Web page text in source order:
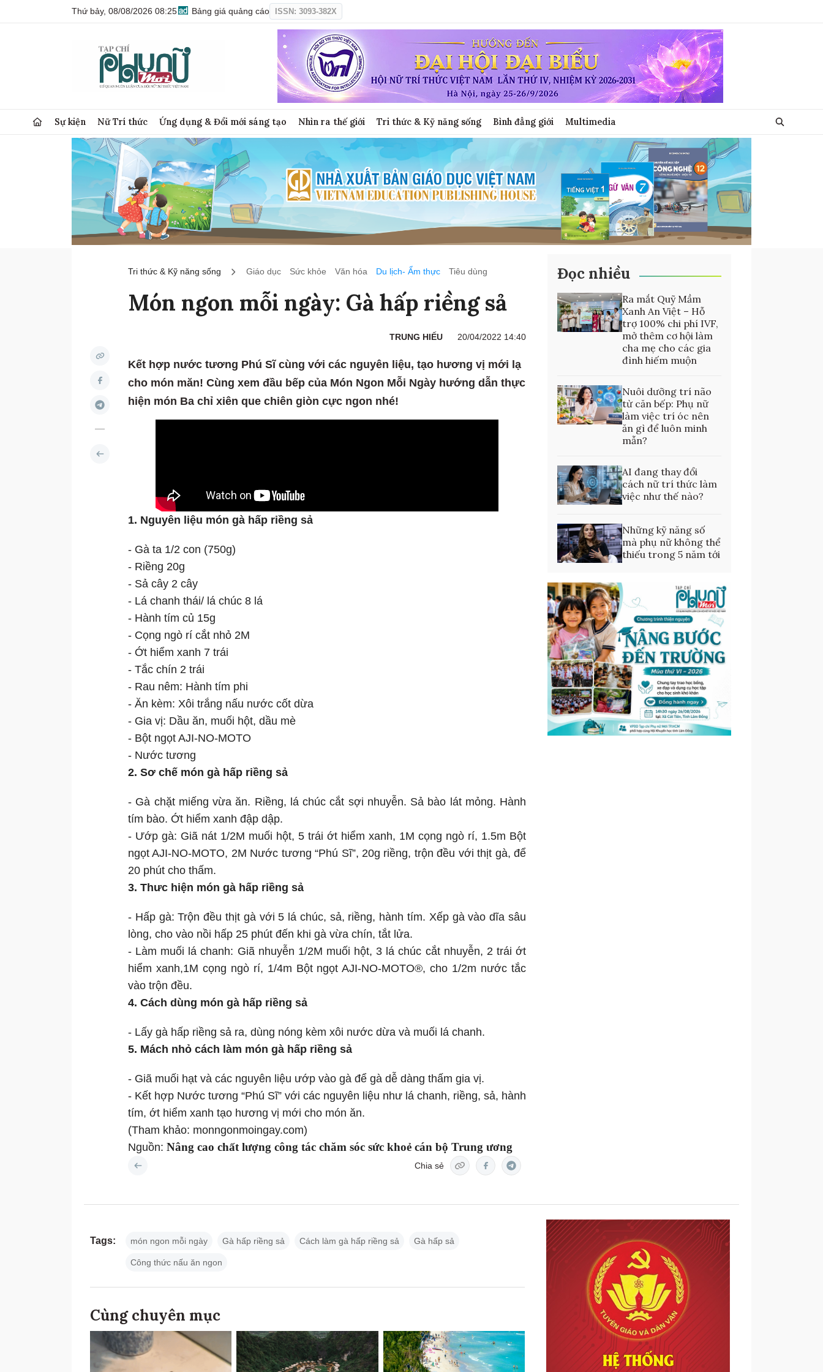
Thứ bảy, 08/08/2026 08:25 Bảng giá quảng cáo ISSN: 3093-382X
Sự kiện Nữ Trí thức Ứng dụng & Đổi mới sáng tạo Nhìn ra thế giới Tri thức & Kỹ năng sống Bình đẳng giới Multimedia
Tri thức & Kỹ năng sống Giáo dục Sức khỏe Văn hóa Du lịch- Ẩm thực Tiêu dùng
Món ngon mỗi ngày: Gà hấp riềng sả
TRUNG HIẾU 20/04/2022 14:40
Kết hợp nước tương Phú Sĩ cùng với các nguyên liệu, tạo hương vị mới lạ
cho món măn! Cùng xem đầu bếp của Món Ngon Mỗi Ngày hướng dẫn thực
hiện món Ba chỉ xiên que chiên giòn cực ngon nhé!
1. Nguyên liệu món gà hấp riềng sả
- Gà ta 1/2 con (750g)
- Riềng 20g
- Sả cây 2 cây
- Lá chanh thái/ lá chúc 8 lá
- Hành tím củ 15g
- Cọng ngò rí cắt nhỏ 2M
- Ớt hiểm xanh 7 trái
- Tắc chín 2 trái
- Rau nêm: Hành tím phi
- Ăn kèm: Xôi trắng nấu nước cốt dừa
- Gia vị: Dầu ăn, muối hột, dầu mè
- Bột ngọt AJI-NO-MOTO
- Nước tương
2. Sơ chế món gà hấp riềng sả
- Gà chặt miếng vừa ăn. Riềng, lá chúc cắt sợi nhuyễn. Sả bào lát mỏng. Hành
tím bào. Ớt hiểm xanh đập dập.
- Ướp gà: Giã nát 1/2M muối hột, 5 trái ớt hiểm xanh, 1M cọng ngò rí, 1.5m Bột
ngọt AJI-NO-MOTO, 2M Nước tương “Phú Sĩ”, 20g riềng, trộn đều với thịt gà, để
20 phút cho thấm.
3. Thưc hiện món gà hấp riềng sả
- Hấp gà: Trộn đều thịt gà với 5 lá chúc, sả, riềng, hành tím. Xếp gà vào dĩa sâu
lòng, cho vào nồi hấp 25 phút đến khi gà vừa chín, tắt lửa.
- Làm muối lá chanh: Giã nhuyễn 1/2M muối hột, 3 lá chúc cắt nhuyễn, 2 trái ớt
hiểm xanh,1M cọng ngò rí, 1/4m Bột ngọt AJI-NO-MOTO®, cho 1/2m nước tắc
vào trộn đều.
4. Cách dùng món gà hấp riềng sả
- Lấy gà hấp riềng sả ra, dùng nóng kèm xôi nước dừa và muối lá chanh.
5. Mách nhỏ cách làm món gà hấp riềng sả
- Giã muối hạt và các nguyên liệu ướp vào gà để gà dễ dàng thấm gia vị.
- Kết hợp Nước tương “Phú Sĩ” với các nguyên liệu như lá chanh, riềng, sả, hành
tím, ớt hiểm xanh tạo hương vị mới cho món ăn.
(Tham khảo: monngonmoingay.com)
Nguồn: Nâng cao chất lượng công tác chăm sóc sức khoẻ cán bộ Trung ương
Chia sẻ
Đọc nhiều
Ra mắt Quỹ Mầm
Xanh An Việt – Hỗ
trợ 100% chi phí IVF,
mở thêm cơ hội làm
cha mẹ cho các gia
đình hiếm muộn
Nuôi dưỡng trí não
từ căn bếp: Phụ nữ
làm việc trí óc nên
ăn gì để luôn minh
mẫn?
AI đang thay đổi
cách nữ trí thức làm
việc như thế nào?
Những kỹ năng số
mà phụ nữ không thể
thiếu trong 5 năm tới
Tags: món ngon mỗi ngày Gà hấp riềng sả Cách làm gà hấp riềng sả Gà hấp sả
Công thức nấu ăn ngon
Cùng chuyên mục